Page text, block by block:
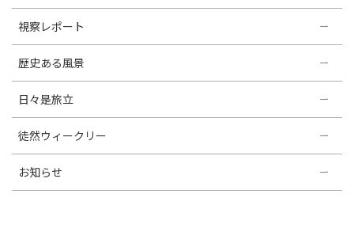
視察レポート
歴史ある風景
日々是旅立
徒然ウィークリー
お知らせ